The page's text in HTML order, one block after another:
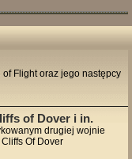
Flight oraz jego następcy
of Dover i in.
drugiej wojnie
Of Dover